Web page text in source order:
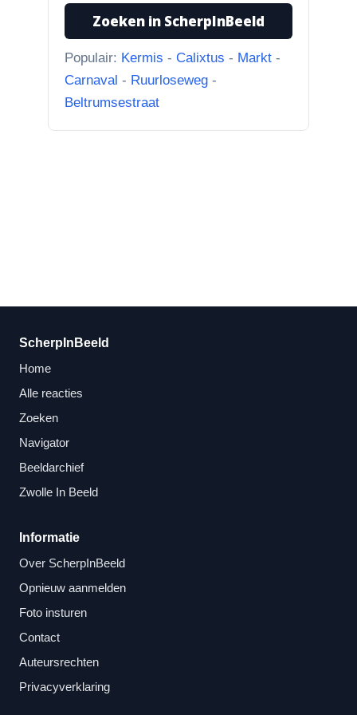
hier nou bij? Scherpinbeeld i...”
Torenklokje RK begraafplaats Hartreize
“Martie, het antwoord op de foto
klopt helemaal.”
Zoeken in ScherpInBeeld
Populair: Kermis - Calixtus - Markt -
Carnaval - Ruurloseweg -
Beltrumsestraat
ScherpInBeeld
Home
Alle reacties
Zoeken
Navigator
Beeldarchief
Zwolle In Beeld
Informatie
Over ScherpInBeeld
Opnieuw aanmelden
Foto insturen
Contact
Auteursrechten
Privacyverklaring